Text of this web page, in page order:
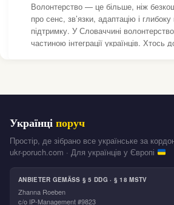
Волонтерство — це більше, ніж
про сенс, зв’язки, адаптацію і
підтримку. У Словаччині
частиною інтеграції українців. Хтось
Українціпоруч
Простір, де зібрано все українське за
ukr-poruch.com · Для українців у Європі
ANBIETER GEMÄSS § 5 DDG · § 18 MSTV
Zhanna Roeben
c/o IP-Management #9823